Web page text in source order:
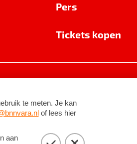
Pers
Tickets kopen